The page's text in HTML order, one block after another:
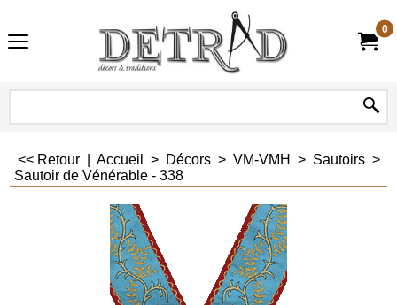
0
<< Retour Accueil > Décors > VM-VMH > Sautoirs >
Sautoir de Vénérable - 338